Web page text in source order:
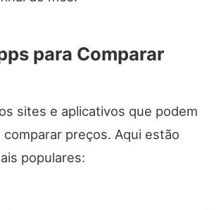
para Comparar
sites e aplicativos que podem
comparar preços. Aqui estão
populares: